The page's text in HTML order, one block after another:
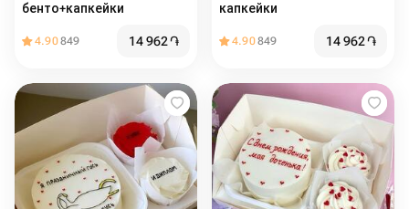
бенто+капкейки
4.90849 14 962֏
капкейки
4.90849 14 962֏